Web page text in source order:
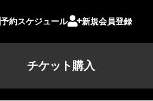
予約スケジュール 新規会員登録
チケット購入